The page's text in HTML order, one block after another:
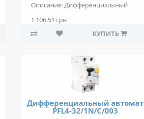
Описание: Дифференциальный
1 106.51 грн
КУПИТЬ
Дифференциальный автомат
PFL4-32/1N/C/003